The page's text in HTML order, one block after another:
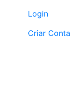
Login
Criar Conta